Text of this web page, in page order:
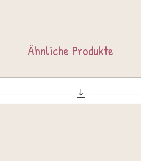
Ähnliche Produkte